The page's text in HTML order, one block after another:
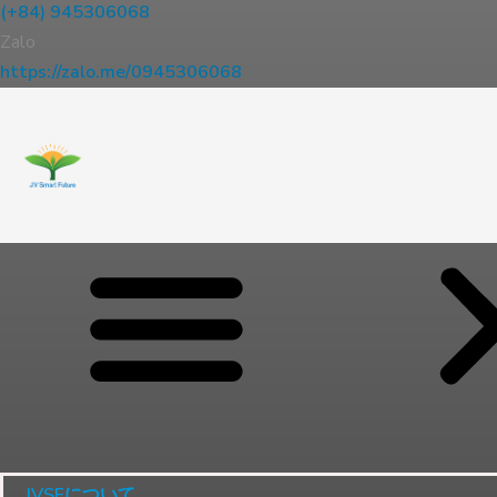
(+84) 945306068
Zalo
https://zalo.me/0945306068